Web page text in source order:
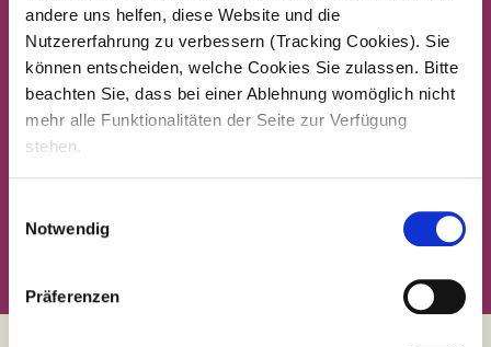
andere uns helfen, diese Website und die
Nutzererfahrung zu verbessern (Tracking Cookies). Sie
können entscheiden, welche Cookies Sie zulassen. Bitte
beachten Sie, dass bei einer Ablehnung womöglich nicht
mehr alle Funktionalitäten der Seite zur Verfügung
stehen.
Notwendig
Präferenzen